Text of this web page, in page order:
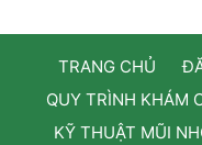
TRANG CHỦ
QUY TRÌNH KHÁM
KỸ THUẬT MŨI